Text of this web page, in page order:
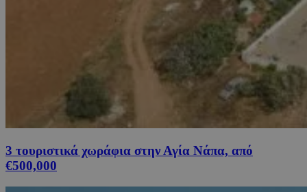
3 τουριστικά χωράφια στην Αγία Νάπα, από
€500,000